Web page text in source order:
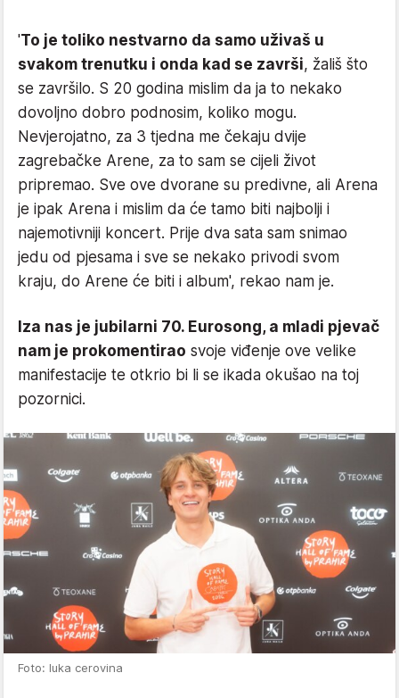
'To je toliko nestvarno da samo uživaš u
svakom trenutku i onda kad se završi, žališ što
se završilo. S 20 godina mislim da ja to nekako
dovoljno dobro podnosim, koliko mogu.
Nevjerojatno, za 3 tjedna me čekaju dvije
zagrebačke Arene, za to sam se cijeli život
pripremao. Sve ove dvorane su predivne, ali Arena
je ipak Arena i mislim da će tamo biti najbolji i
najemotivniji koncert. Prije dva sata sam snimao
jedu od pjesama i sve se nekako privodi svom
kraju, do Arene će biti i album', rekao nam je.
Iza nas je jubilarni 70. Eurosong, a mladi pjevač
nam je prokomentirao svoje viđenje ove velike
manifestacije te otkrio bi li se ikada okušao na toj
pozornici.
Foto: luka cerovina